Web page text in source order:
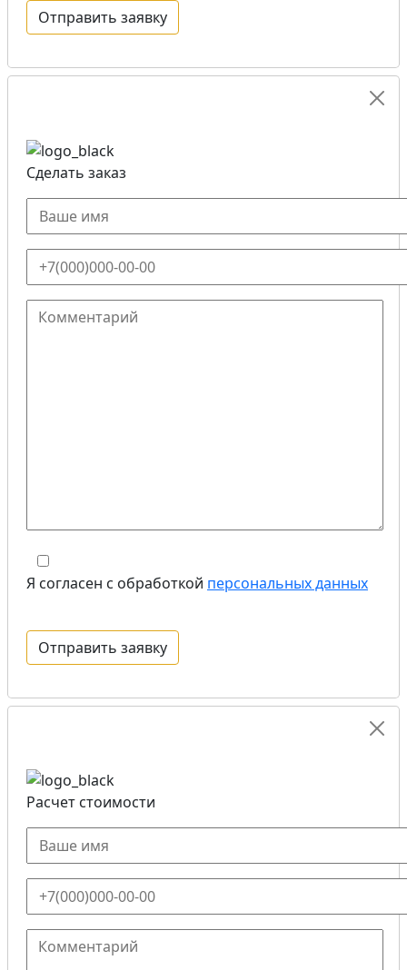
Сделать заказ
Я согласен с обработкой персональных данных
Расчет стоимости